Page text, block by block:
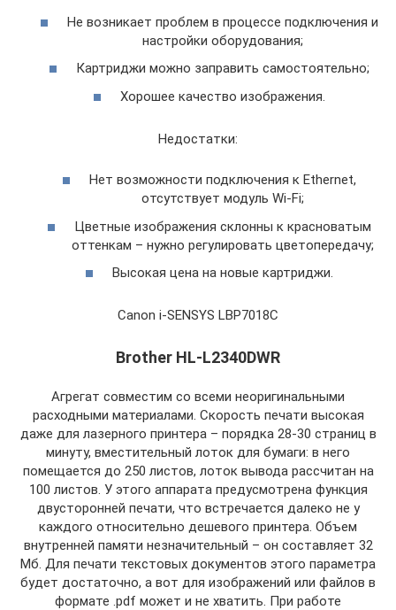
Не возникает проблем в процессе подключения и
настройки оборудования;
Картриджи можно заправить самостоятельно;
Хорошее качество изображения.
Недостатки:
Нет возможности подключения к Ethernet,
отсутствует модуль Wi-Fi;
Цветные изображения склонны к красноватым
оттенкам – нужно регулировать цветопередачу;
Высокая цена на новые картриджи.
Canon i-SENSYS LBP7018C
Brother HL-L2340DWR
Агрегат совместим со всеми неоригинальными
расходными материалами. Скорость печати высокая
даже для лазерного принтера – порядка 28-30 страниц в
минуту, вместительный лоток для бумаги: в него
помещается до 250 листов, лоток вывода рассчитан на
100 листов. У этого аппарата предусмотрена функция
двусторонней печати, что встречается далеко не у
каждого относительно дешевого принтера. Объем
внутренней памяти незначительный – он составляет 32
Мб. Для печати текстовых документов этого параметра
будет достаточно, а вот для изображений или файлов в
формате .pdf может и не хватить. При работе